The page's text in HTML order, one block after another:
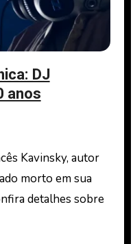
DJ
anos
morto em sua
detalhes sobre